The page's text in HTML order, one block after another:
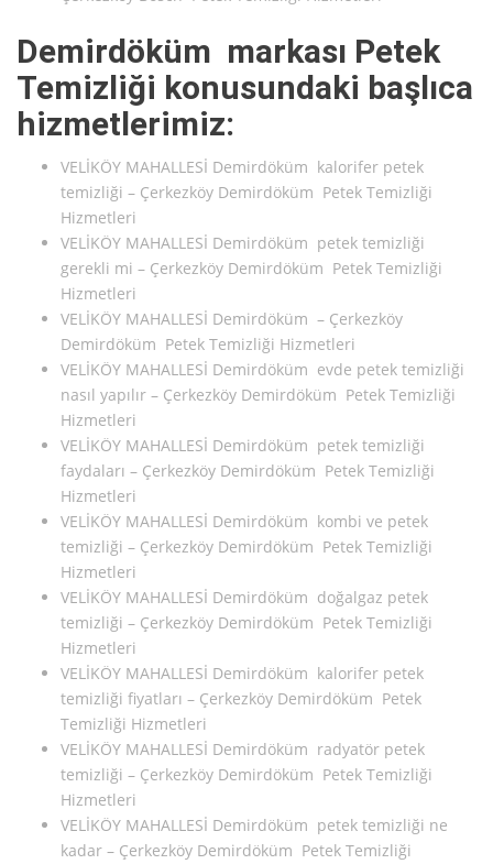
Demirdöküm markası Petek
Temizliği konusundaki başlıca
hizmetlerimiz:
VELİKÖY MAHALLESİ Demirdöküm kalorifer petek
temizliği – Çerkezköy Demirdöküm Petek Temizliği
Hizmetleri
VELİKÖY MAHALLESİ Demirdöküm petek temizliği
gerekli mi – Çerkezköy Demirdöküm Petek Temizliği
Hizmetleri
VELİKÖY MAHALLESİ Demirdöküm – Çerkezköy
Demirdöküm Petek Temizliği Hizmetleri
VELİKÖY MAHALLESİ Demirdöküm evde petek temizliği
nasıl yapılır – Çerkezköy Demirdöküm Petek Temizliği
Hizmetleri
VELİKÖY MAHALLESİ Demirdöküm petek temizliği
faydaları – Çerkezköy Demirdöküm Petek Temizliği
Hizmetleri
VELİKÖY MAHALLESİ Demirdöküm kombi ve petek
temizliği – Çerkezköy Demirdöküm Petek Temizliği
Hizmetleri
VELİKÖY MAHALLESİ Demirdöküm doğalgaz petek
temizliği – Çerkezköy Demirdöküm Petek Temizliği
Hizmetleri
VELİKÖY MAHALLESİ Demirdöküm kalorifer petek
temizliği fiyatları – Çerkezköy Demirdöküm Petek
Temizliği Hizmetleri
VELİKÖY MAHALLESİ Demirdöküm radyatör petek
temizliği – Çerkezköy Demirdöküm Petek Temizliği
Hizmetleri
VELİKÖY MAHALLESİ Demirdöküm petek temizliği ne
kadar – Çerkezköy Demirdöküm Petek Temizliği